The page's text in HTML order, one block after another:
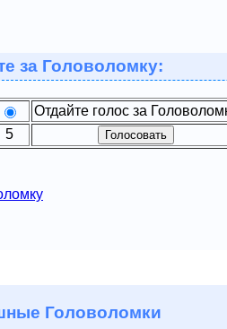
за Головоломку:
Отдайте голос за
5
Головоломки